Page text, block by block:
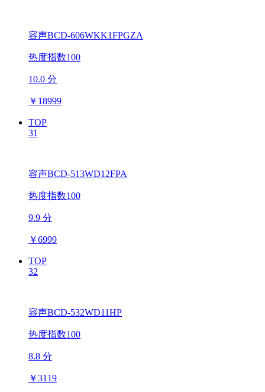
容声BCD-606WKK1FPGZA
热度指数100
10.0 分
￥ 18999
TOP
31
容声BCD-513WD12FPA
热度指数100
9.9 分
￥6999
TOP
32
容声BCD-532WD11HP
热度指数100
8.8 分
￥3119